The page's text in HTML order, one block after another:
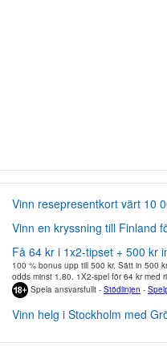
Vinn resepresentkort värt 10
Vinn en kryssning till Finland
Få 64 kr i 1x2-tipset + 500 kr
100 % bonus upp till 500 kr. Sätt in 500
odds minst 1.80. 1X2-spel för 64 kr med
Spela ansvarsfullt - Stödlinjen -
Vinn helg i Stockholm med